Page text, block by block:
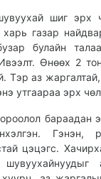
шиг эрх
газар
булайн
Өнөөх 2
Тэр аз
утгаараа эрх
бараадан
Гэнэн,
цэцэгс.